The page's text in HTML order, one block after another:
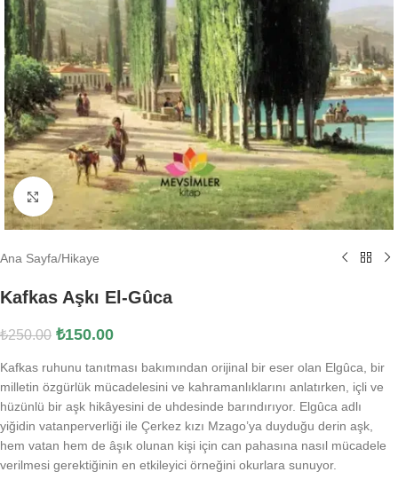
Büyütmek için tıklayın
Ana Sayfa/Hikaye
Kafkas Aşkı El-Gûca
₺250.00 ₺150.00
Kafkas ruhunu tanıtması bakımından orijinal bir eser olan Elgûca, bir
milletin özgürlük mücadelesini ve kahramanlıklarını anlatırken, içli ve
hüzünlü bir aşk hikâyesini de uhdesinde barındırıyor. Elgûca adlı
yiğidin vatanperverliği ile Çerkez kızı Mzago’ya duyduğu derin aşk,
hem vatan hem de âşık olunan kişi için can pahasına nasıl mücadele
verilmesi gerektiğinin en etkileyici örneğini okurlara sunuyor.